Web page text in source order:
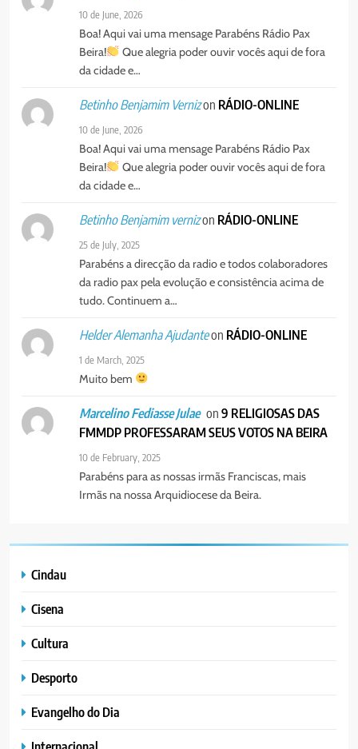
10 de June, 2026
Boa! Aqui vai uma mensage Parabéns Rádio Pax
Beira!
Que alegria poder ouvir vocês aqui de fora
da cidade e…
Betinho Benjamim Vernizon RÁDIO-ONLINE
10 de June, 2026
Boa! Aqui vai uma mensage Parabéns Rádio Pax
Beira!
Que alegria poder ouvir vocês aqui de fora
da cidade e…
Betinho Benjamim vernizon RÁDIO-ONLINE
25 de July, 2025
Parabéns a direcção da radio e todos colaboradores
da radio pax pela evolução e consistência acima de
tudo. Continuem a…
Helder Alemanha Ajudanteon RÁDIO-ONLINE
1 de March, 2025
Muito bem
Marcelino Fediasse Julae on9 RELIGIOSAS DAS
FMMDP PROFESSARAM SEUS VOTOS NA BEIRA
10 de February, 2025
Parabéns para as nossas irmãs Franciscas, mais
Irmãs na nossa Arquidiocese da Beira.
Cindau
Cisena
Cultura
Desporto
Evangelho do Dia